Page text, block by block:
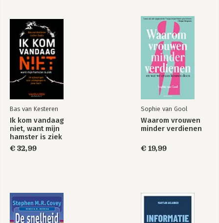
Bekijk alle boeken
Is iedereen coachbaar?
Tot slot
Dank
Bas van Kesteren
Ik kom vandaag
niet, want mijn
hamster is ziek
€ 32,99
Sophie van Gool
Waarom vrouwen
minder verdienen
€ 19,99